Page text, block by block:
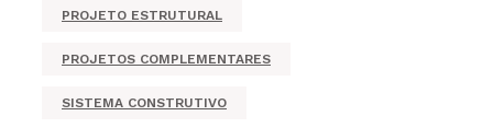
PROJETO ESTRUTURAL
PROJETOS COMPLEMENTARES
SISTEMA CONSTRUTIVO